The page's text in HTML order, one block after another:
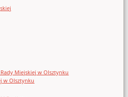
Miejskiej w Olsztynku
w Olsztynku